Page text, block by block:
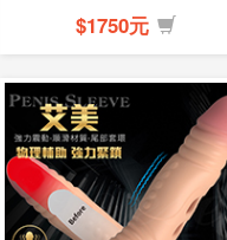
$1750元